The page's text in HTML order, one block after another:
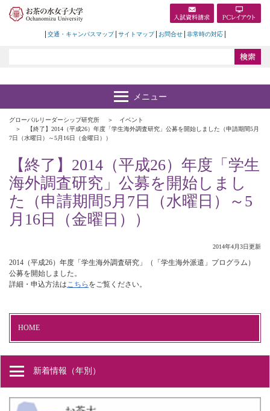
交通・キャンパスマップ サイトマップ お問合せ 非常時の対応
グローバルリーダーシップ研究所
イベント
【終了】2014（平成26）年度「学生海外調査研究」公募を開始しました（申請期間5月
7日（水曜日）～5月16日（金曜日））
【終了】2014（平成26）年度「学生
海外調査研究」公募を開始しまし
た（申請期間5月7日（水曜日）～5
月16日（金曜日））
2014年4月3日更新
2014（平成26）年度「学生海外調査研究」（「学生海外派遣」プログラム）
公募を開始しました。
詳細・申込方法は こちら をご覧ください。
HOME
新着情報（年別）